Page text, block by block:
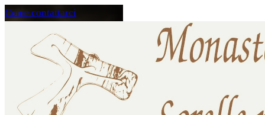
Come contattarci